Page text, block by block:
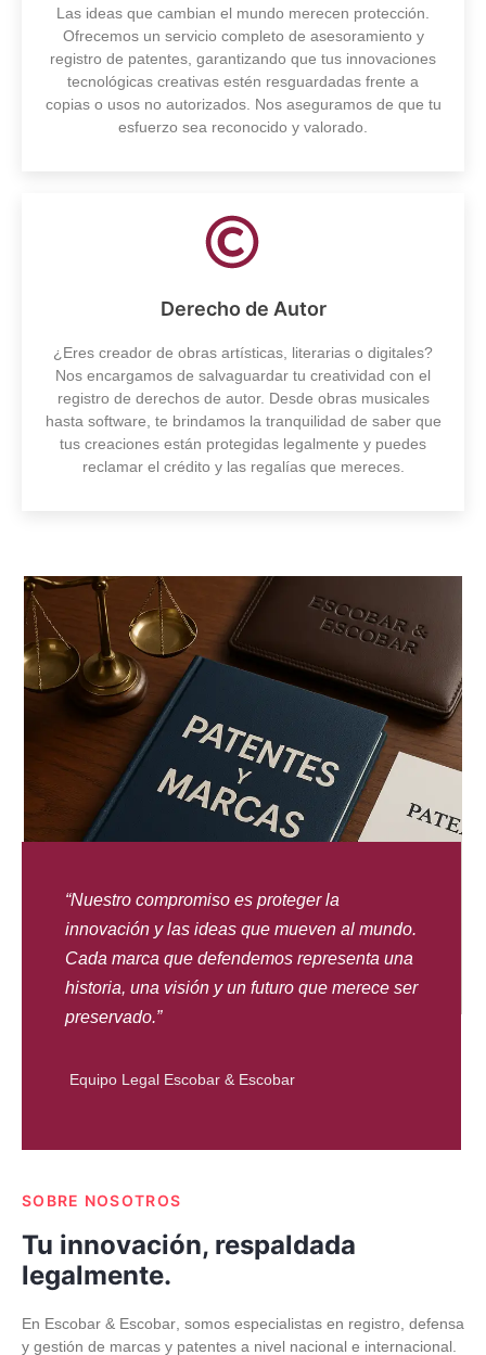
Las ideas que cambian el mundo merecen protección.
Ofrecemos un servicio completo de asesoramiento y
registro de patentes, garantizando que tus innovaciones
tecnológicas creativas estén resguardadas frente a
copias o usos no autorizados. Nos aseguramos de que tu
esfuerzo sea reconocido y valorado.
Derecho de Autor
¿Eres creador de obras artísticas, literarias o digitales?
Nos encargamos de salvaguardar tu creatividad con el
registro de derechos de autor. Desde obras musicales
hasta software, te brindamos la tranquilidad de saber que
tus creaciones están protegidas legalmente y puedes
reclamar el crédito y las regalías que mereces.
“Nuestro compromiso es proteger la
innovación y las ideas que mueven al mundo.
Cada marca que defendemos representa una
historia, una visión y un futuro que merece ser
preservado.”
Equipo Legal Escobar & Escobar
SOBRE NOSOTROS
Tu innovación, respaldada
legalmente.
En Escobar & Escobar, somos especialistas en registro, defensa
y gestión de marcas y patentes a nivel nacional e internacional.